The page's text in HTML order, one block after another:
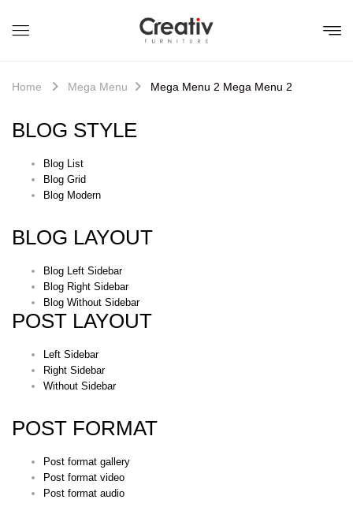
Home Mega Menu Mega Menu 2 Mega Menu 2
BLOG STYLE
Blog List
Blog Grid
Blog Modern
BLOG LAYOUT
Blog Left Sidebar
Blog Right Sidebar
Blog Without Sidebar
POST LAYOUT
Left Sidebar
Right Sidebar
Without Sidebar
POST FORMAT
Post format gallery
Post format video
Post format audio